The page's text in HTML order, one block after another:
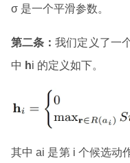
σ 是一个平滑参数。
第二条：我们定义了一
中 hi 的定义如下。
其中 ai 是第 i 个候选动